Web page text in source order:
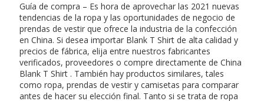
Guía de compra – Es hora de aprovechar las 2021 nuevas
tendencias de la ropa y las oportunidades de negocio de
prendas de vestir que ofrece la industria de la confección
en China. Si desea importar Blank T Shirt de alta calidad y
precios de fábrica, elija entre nuestros fabricantes
verificados, proveedores o compre directamente de China
Blank T Shirt . También hay productos similares, tales
como ropa, prendas de vestir y camisetas para comparar
antes de hacer su elección final. Tanto si se trata de ropa